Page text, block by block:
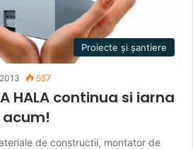
Proiecte și șantiere
557
HALA continua si iarna
de constructii, montator de